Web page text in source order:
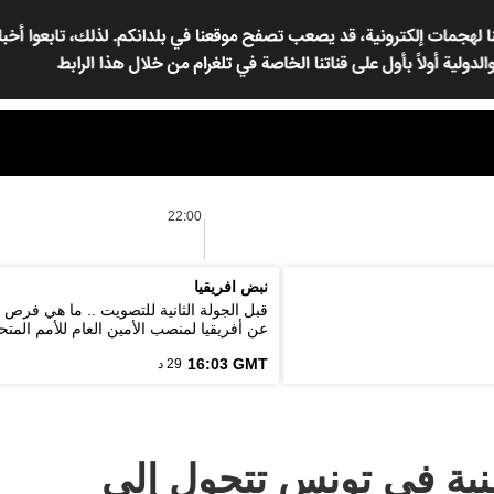
22:00
نبض افريقيا
قبل الجولة الثانية للتصويت .. ما هي
عن أفريقيا لمنصب الأمين العام للأمم
16:03 GMT 29 د
في تونس تتحول إلى